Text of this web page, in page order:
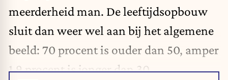
meerderheid man. De leeftijdsopbouw
sluit dan weer wel aan bij het algemene
beeld: 70 procent is ouder dan 50, amper
1,9 procent is jonger dan 30.